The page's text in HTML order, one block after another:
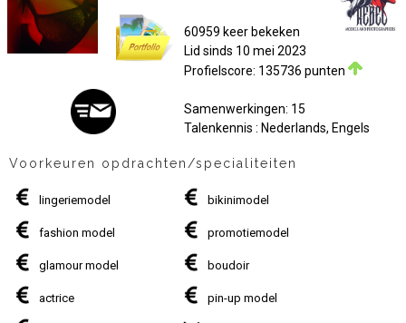
60959 keer bekeken
Lid sinds 10 mei 2023
Profielscore: 135736 punten
Samenwerkingen: 15
Talenkennis : Nederlands, Engels
Voorkeuren opdrachten/specialiteiten
lingeriemodel bikinimodel
fashion model promotiemodel
glamour model boudoir
actrice pin-up model